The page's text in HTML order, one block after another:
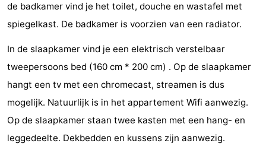
Vuurtorens
-
-
Speeltuinen
-
Binnenspeeltuinen
-
Bowlen
Wellness
de badkamer vind je het toilet, douche en wastafel met
spiegelkast. De badkamer is voorzien van een radiator.
In de slaapkamer vind je een elektrisch verstelbaar
tweepersoons bed (160 cm * 200 cm) . Op de slaapkamer
hangt een tv met een chromecast, streamen is dus
mogelijk. Natuurlijk is in het appartement Wifi aanwezig.
Op de slaapkamer staan twee kasten met een hang- en
leggedeelte. Dekbedden en kussens zijn aanwezig.